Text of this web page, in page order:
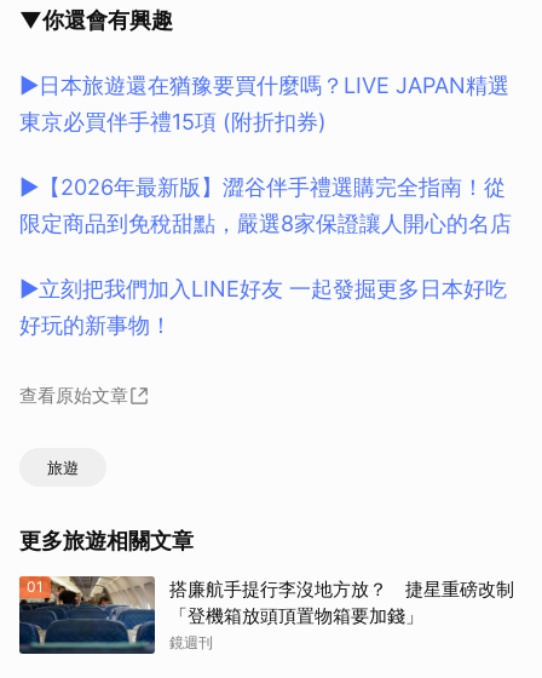
▼你還會有興趣
▶日本旅遊還在猶豫要買什麼嗎？LIVE JAPAN精選
東京必買伴手禮15項 (附折扣券)
▶【2026年最新版】澀谷伴手禮選購完全指南！從
限定商品到免稅甜點，嚴選8家保證讓人開心的名店
▶立刻把我們加入LINE好友 一起發掘更多日本好吃
好玩的新事物！
查看原始文章
旅遊
更多旅遊相關文章
01
搭廉航手提行李沒地方放？ 捷星重磅改制
「登機箱放頭頂置物箱要加錢」
鏡週刊